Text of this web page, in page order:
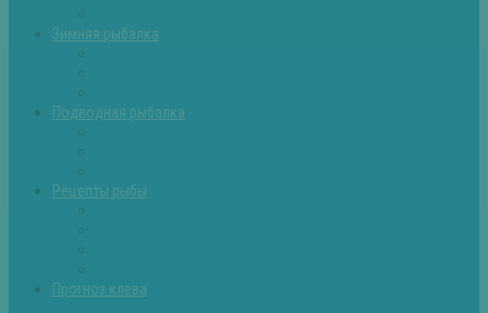
Зимняя рыбалка
Подводная рыбалка
Рецепты рыбы
Прогноз клева